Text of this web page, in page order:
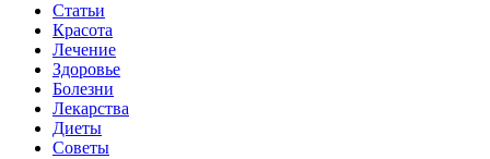
Статьи
Красота
Лечение
Здоровье
Болезни
Лекарства
Диеты
Советы